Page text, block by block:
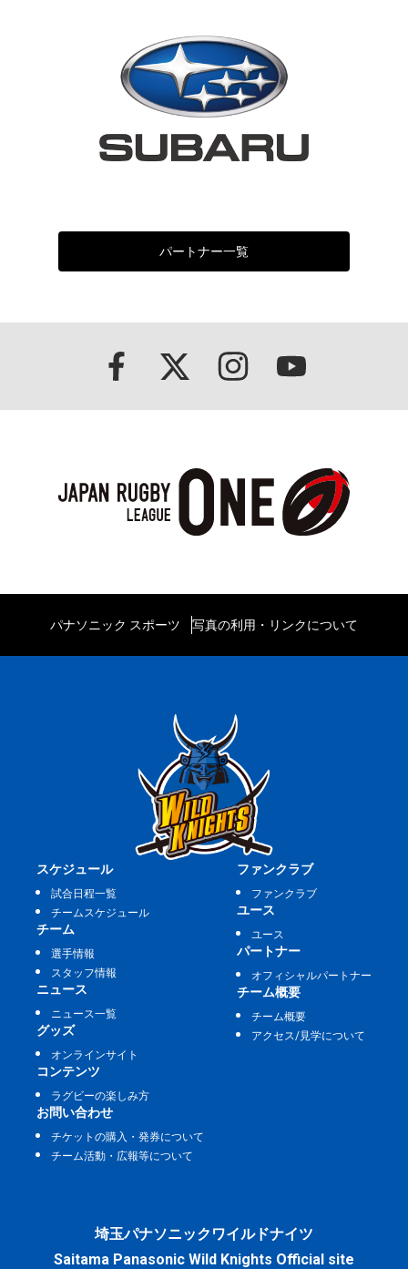
パートナー一覧
パナソニック スポーツ 写真の利用・リンクについて
スケジュール
試合日程一覧
チームスケジュール
チーム
選手情報
スタッフ情報
ニュース
ニュース一覧
グッズ
オンラインサイト
ファンクラブ
ファンクラブ
ユース
ユース
パートナー
オフィシャルパートナー
チーム概要
チーム概要
アクセス/見学について
コンテンツ
ラグビーの楽しみ方
お問い合わせ
チケットの購入・発券について
チーム活動・広報等について
埼玉パナソニックワイルドナイツ
Saitama Panasonic Wild Knights Official site